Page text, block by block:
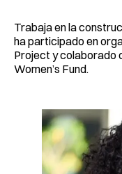
Trabaja en la
ha participado en
Project y colaborado
Women’s Fund.